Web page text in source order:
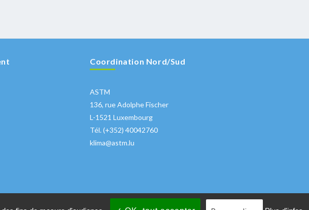
Coordination Nord/Sud
ASTM
136, rue Adolphe Fischer
L-1521 Luxembourg
Tél. (+352) 40042760
klima@astm.lu